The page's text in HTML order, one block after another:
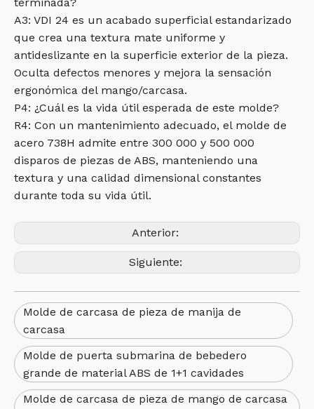
A3: VDI 24 es un acabado superficial estandarizado
que crea una textura mate uniforme y
antideslizante en la superficie exterior de la pieza.
Oculta defectos menores y mejora la sensación
ergonómica del mango/carcasa.
P4: ¿Cuál es la vida útil esperada de este molde?
R4: Con un mantenimiento adecuado, el molde de
acero 738H admite entre 300 000 y 500 000
disparos de piezas de ABS, manteniendo una
textura y una calidad dimensional constantes
durante toda su vida útil.
Anterior:
Siguiente:
Molde de carcasa de pieza de manija de
carcasa
Molde de puerta submarina de bebedero
grande de material ABS de 1+1 cavidades
Molde de carcasa de pieza de mango de carcasa